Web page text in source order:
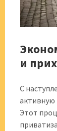
и
С
активную
Этот